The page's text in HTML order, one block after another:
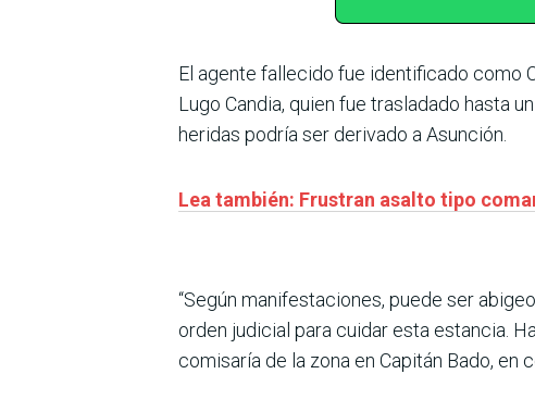
El agente fallecido fue identificado como
Lugo Candia, quien fue trasladado hasta
heridas podría ser derivado a Asunción.
Lea también: Frustran asalto tipo
“Según manifestaciones, puede ser
orden judicial para cuidar esta estancia.
comisaría de la zona en Capitán Bado, en